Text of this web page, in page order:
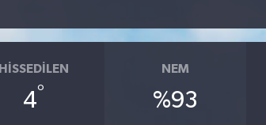
HISSEDILEN
4°
NEM
%93